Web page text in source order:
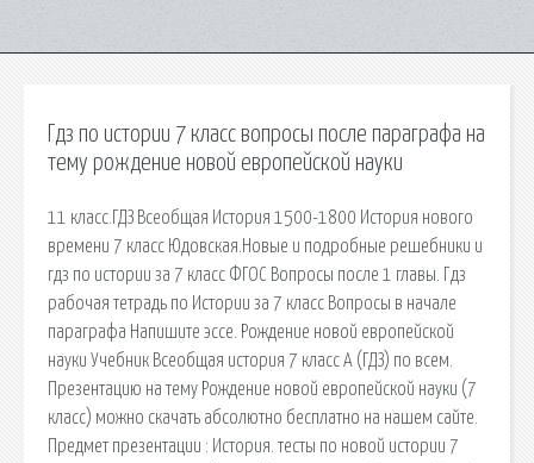
Гдз по истории 7 класс вопросы после параграфа на
тему рождение новой европейской науки
11 класс.ГДЗ Всеобщая История 1500-1800 История нового
времени 7 класс Юдовская.Новые и подробные решебники и
гдз по истории за 7 класс ФГОС Вопросы после 1 главы. Гдз
рабочая тетрадь по Истории за 7 класс Вопросы в начале
параграфа Напишите эссе. Рождение новой европейской
науки Учебник Всеобщая история 7 класс А (ГДЗ) по всем.
Презентацию на тему Рождение новой европейской науки (7
класс) можно скачать абсолютно бесплатно на нашем сайте.
Предмет презентации : История. тесты по новой истории 7